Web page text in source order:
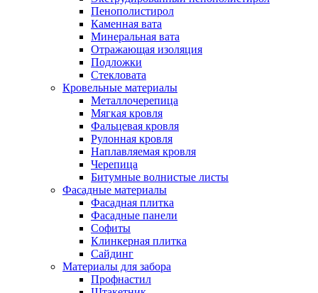
Пенополистирол
Каменная вата
Минеральная вата
Отражающая изоляция
Подложки
Стекловата
Кровельные материалы
Металлочерепица
Мягкая кровля
Фальцевая кровля
Рулонная кровля
Наплавляемая кровля
Черепица
Битумные волнистые листы
Фасадные материалы
Фасадная плитка
Фасадные панели
Софиты
Клинкерная плитка
Сайдинг
Материалы для забора
Профнастил